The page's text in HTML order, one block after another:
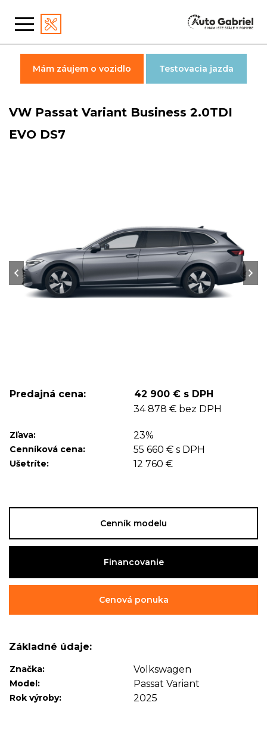
VW Passat Variant Business 2.0TDI
EVO DS7
Mám záujem o vozidlo Testovacia jazda
Predajná cena:
42 900 € s DPH
34 878 € bez DPH
Zľava: 23%
Cenníková cena: 55 660 € s DPH
Ušetríte: 12 760 €
Cenník modelu
Financovanie
Cenová ponuka
Základné údaje:
Značka: Volkswagen
Model: Passat Variant
Rok výroby: 2025